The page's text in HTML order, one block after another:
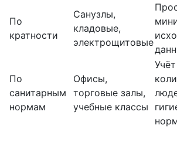
По
кратности
Санузлы,
кладовые,
электрощитовые
По
санитарным
нормам
Офисы,
торговые залы,
учебные классы
Учёт